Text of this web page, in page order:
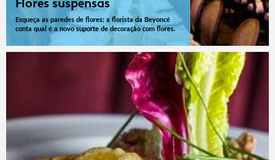
Flores suspensas
Esqueça as paredes de flores: a florista da Beyoncé
conta qual é a novo suporte de decoração com flores.